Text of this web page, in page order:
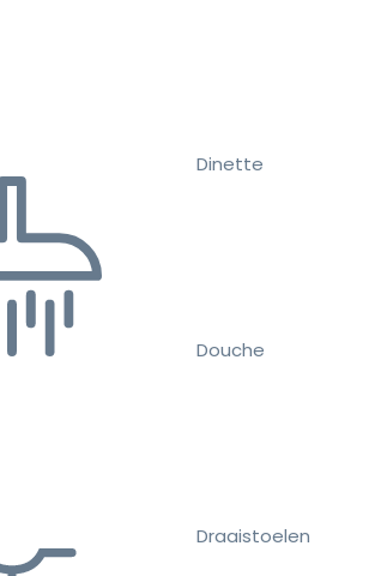
Dinette
Douche
Draaistoelen